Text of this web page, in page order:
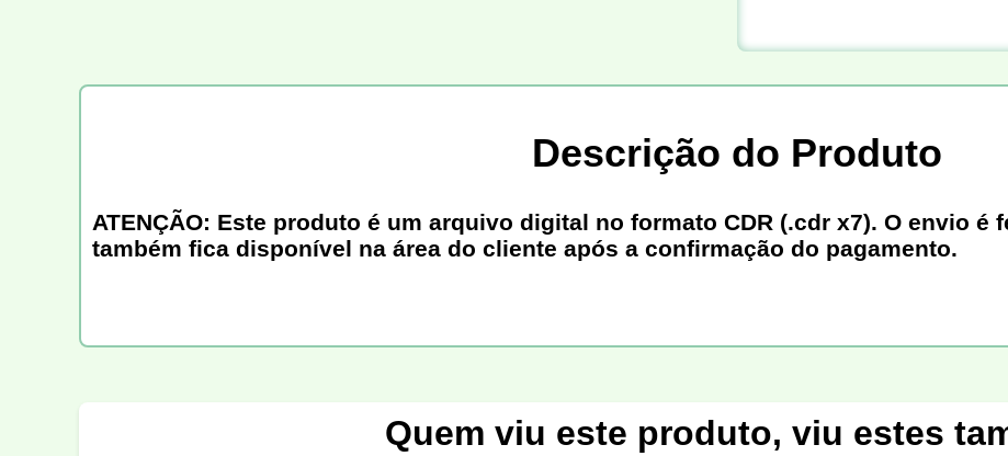
Descrição do Produto
ATENÇÃO: Este produto é um arquivo digital no formato CDR (.cdr x7). O envio é
também fica disponível na área do cliente após a confirmação do pagamento.
Quem viu este produto, viu estes